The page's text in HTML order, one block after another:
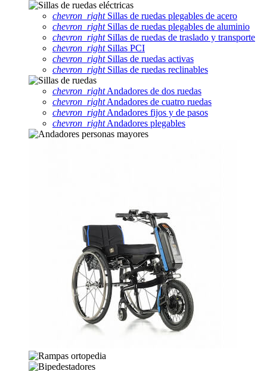
chevron_rightSillas de ruedas plegables de acero
chevron_rightSillas de ruedas plegables de aluminio
chevron_rightSillas de ruedas de traslado y transporte
chevron_rightSillas PCI
chevron_rightSillas de ruedas activas
chevron_rightSillas de ruedas reclinables
chevron_rightAndadores de dos ruedas
chevron_rightAndadores de cuatro ruedas
chevron_rightAndadores fijos y de pasos
chevron_rightAndadores plegables